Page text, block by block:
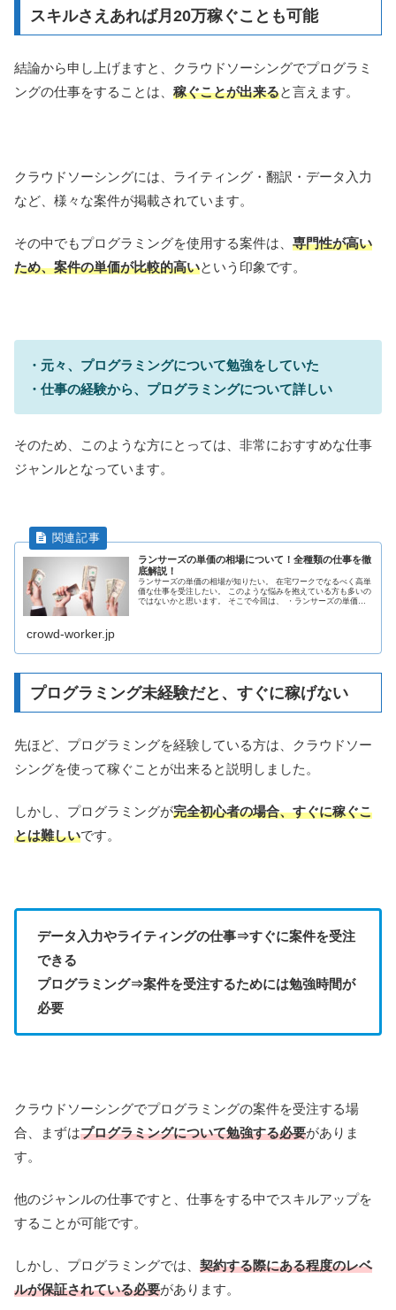
スキルさえあれば月20万稼ぐことも可能
結論から申し上げますと、クラウドソーシングでプログラミ
ングの仕事をすることは、 稼ぐことが出来ると言えます。
クラウドソーシングには、ライティング・翻訳・データ入力
など、様々な案件が掲載されています。
その中でもプログラミングを使用する案件は、 専門性が高い
ため、案件の単価が比較的高いという印象です。
・元々、プログラミングについて勉強をしていた
・仕事の経験から、プログラミングについて詳しい
そのため、このような方にとっては、非常におすすめな仕事
ジャンルとなっています。
ランサーズの単価の相場について！全種類の仕事を徹
底解説！
ランサーズの単価の相場が知りたい。 在宅ワークでなるべく高単
価な仕事を受注したい。 このような悩みを抱えている方も多いの
ではないかと思います。 そこで今回は、 ・ランサーズの単価の
crowd-worker.jp
プログラミング未経験だと、すぐに稼げない
先ほど、プログラミングを経験している方は、クラウドソー
シングを使って稼ぐことが出来ると説明しました。
しかし、プログラミングが完全初心者の場合、すぐに稼ぐこ
とは難しいです。
データ入力やライティングの仕事⇒すぐに案件を受注
できる
プログラミング⇒案件を受注するためには勉強時間が
必要
クラウドソーシングでプログラミングの案件を受注する場
合、まずはプログラミングについて勉強する必要がありま
す。
他のジャンルの仕事ですと、仕事をする中でスキルアップを
することが可能です。
しかし、プログラミングでは、 契約する際にある程度のレベ
ルが保証されている必要があります。